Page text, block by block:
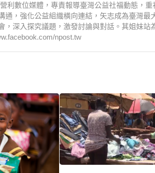
利數位媒體，專責報導臺灣公益社福動態，重
，強化公益組織橫向連結，矢志成為臺灣最
深入探究議題，激發討論與對話。其姐妹站
npost.tw